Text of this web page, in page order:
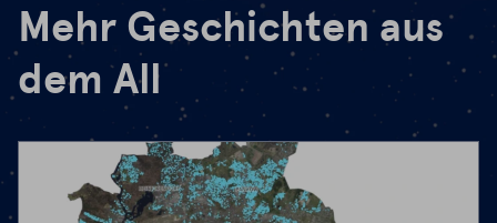
Mehr Geschichten aus
dem All